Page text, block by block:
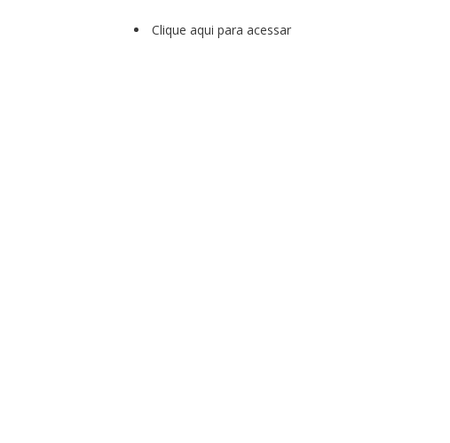
Clique aqui para acessar